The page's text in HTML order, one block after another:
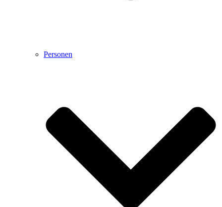
Personen